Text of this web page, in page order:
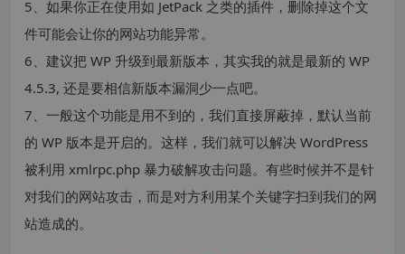
5、如果你正在使用如 JetPack 之类的插件，删除掉这个文
件可能会让你的网站功能异常。
6、建议把 WP 升级到最新版本，其实我的就是最新的 WP
4.5.3, 还是要相信新版本漏洞少一点吧。
7、一般这个功能是用不到的，我们直接屏蔽掉，默认当前
的 WP 版本是开启的。这样，我们就可以解决 WordPress
被利用 xmlrpc.php 暴力破解攻击问题。有些时候并不是针
对我们的网站攻击，而是对方利用某个关键字扫到我们的网
站造成的。